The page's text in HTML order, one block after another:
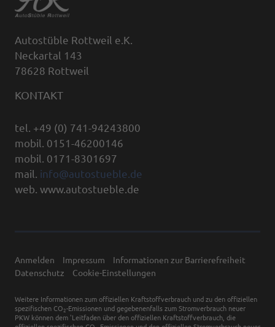
Autostüble Rottweil e.K.
Neckartal 143
78628 Rottweil
KONTAKT
tel. +49 (0) 741-94243800
mobil. 0151-46200146
mobil. 0171-8301697
mail. info@autostueble.de
web. www.autostueble.de
Anmelden Impressum
Informationen zur Barrierefreiheit
Datenschutz
Cookie-Einstellungen
Weitere Informationen zum offiziellen Kraftstoffverbrauch und zu den offiziellen
spezifischen CO 2-Emissionen und gegebenenfalls zum Stromverbrauch neuer
PKW können dem 'Leitfaden über den offiziellen Kraftstoffverbrauch, die